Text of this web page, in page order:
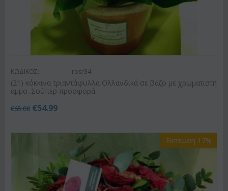
ΚΩΔΙΚΟΣ: rosr34
(21) κόκκινα τριαντάφυλλα Ολλανδικά σε βάζο με χρωματιστή
άμμο. Σούπερ προσφορά.
€65.00 €54.99
Έκπτωση 17%